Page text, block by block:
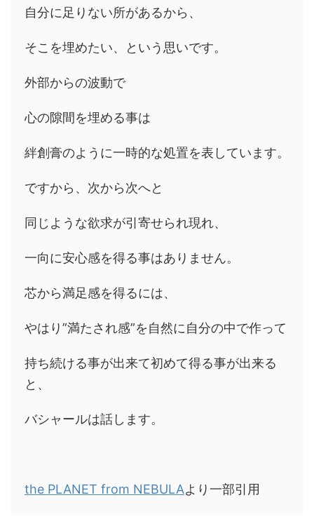
自分に足りない所があるから、
そこを埋めたい、という思いです。
外部からの波動で
心の隙間を埋める事は
絆創膏のように一時的な処置を表しています。
ですから、次から次へと
同じような欲求が引寄せられ現れ、
一向に安心感を得る事はありません。
芯から満足感を得るには、
やはり”満たされ感”を自然に自分の中で作って
持ち続ける事が出来て初めて得る事が出来る
と、
バシャールは話します。
the PLANET from NEBULAより一部引用